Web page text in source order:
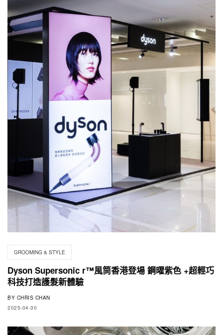
GROOMING & STYLE
Dyson Supersonic r™風筒香港登場 鋼曜紫色 +超輕巧
科技打造護髮新體驗
BY CHRIS CHAN
2025-04-30